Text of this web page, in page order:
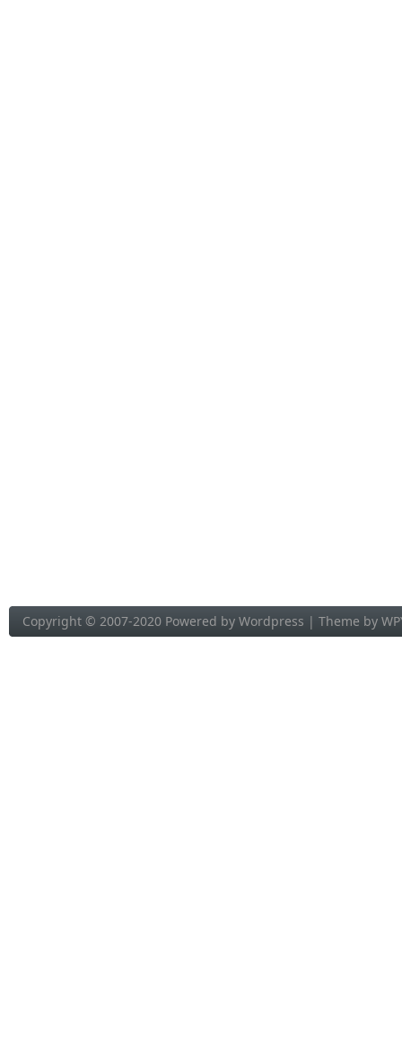
Copyright © 2007-2020 Powered by Wordpress | Theme by